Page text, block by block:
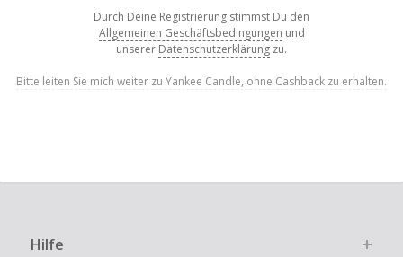
Durch Deine Registrierung stimmst Du den
Allgemeinen Geschäftsbedingungen und
unserer Datenschutzerklärung zu.
Bitte leiten Sie mich weiter zu Yankee Candle, ohne Cashback zu erhalten.
Hilfe